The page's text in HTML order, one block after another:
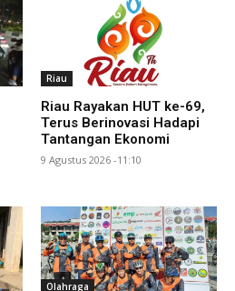
Riau
Riau Rayakan HUT ke-69,
Terus Berinovasi Hadapi
Tantangan Ekonomi
9 Agustus 2026 -11:10
Olahraga